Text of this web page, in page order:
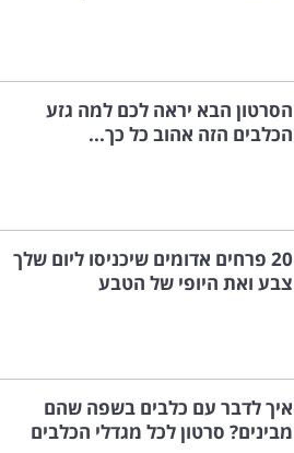
הסרטון הבא יראה לכם למה גזע
הכלבים הזה אהוב כל כך...
20 פרחים אדומים שיכניסו ליום שלך
צבע ואת היופי של הטבע
איך לדבר עם כלבים בשפה שהם
מבינים? סרטון לכל מגדלי הכלבים